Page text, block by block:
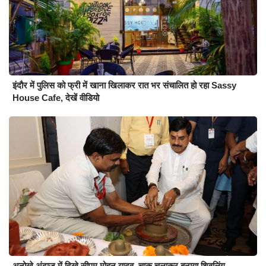
इंदौर में पुलिस को फ्री में खाना खिलाकर रात भर संचालित हो रहा Sassy
House Cafe, देखें वीडियो